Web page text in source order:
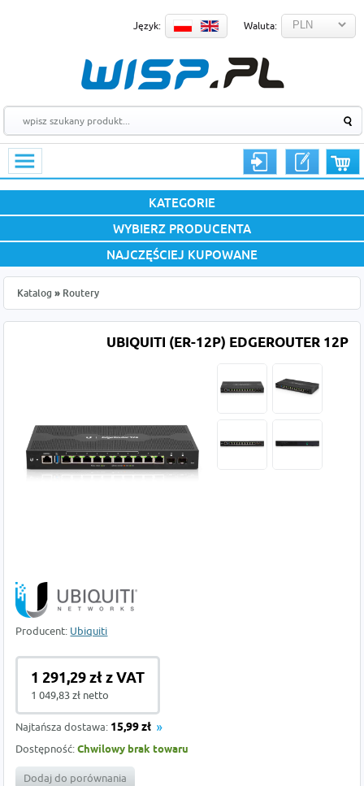
Język: Waluta:
KATEGORIE
WYBIERZ PRODUCENTA
NAJCZĘŚCIEJ KUPOWANE
Katalog » Routery
UBIQUITI (ER-12P) EDGEROUTER 12P
Producent: Ubiquiti
1 291,29 zł z VAT
1 049,83 zł netto
Najtańsza dostawa: 15,99 zł
Dostępność:Chwilowy brak towaru
Dodaj do porównania